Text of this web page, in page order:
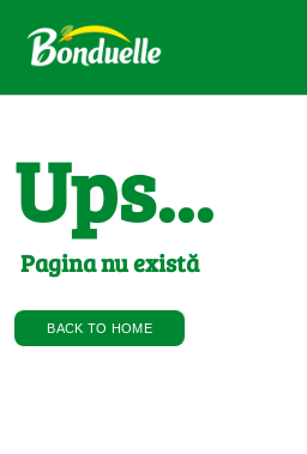
Ups...
Pagina nu există
BACK TO HOME